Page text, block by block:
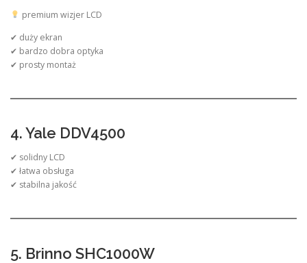
premium wizjer LCD
✔ duży ekran
✔ bardzo dobra optyka
✔ prosty montaż
4. Yale DDV4500
✔ solidny LCD
✔ łatwa obsługa
✔ stabilna jakość
5. Brinno SHC1000W